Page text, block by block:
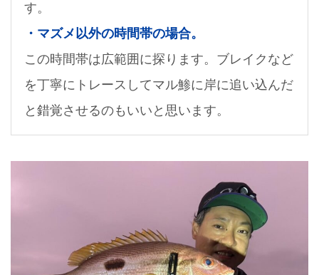
す。
・マズメ以外の時間帯の場合。
この時間帯は広範囲に探ります。ブレイクなど
を丁寧にトレースしてマル鯵に岸に追い込んだ
と錯覚させるのもいいと思います。